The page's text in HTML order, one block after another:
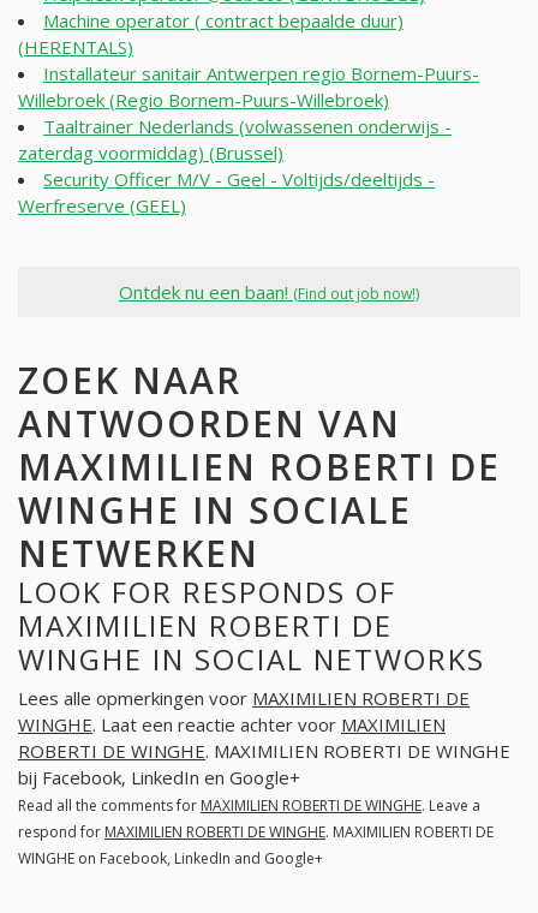
Machine operator ( contract bepaalde duur)
(HERENTALS)
Installateur sanitair Antwerpen regio Bornem-Puurs-
Willebroek (Regio Bornem-Puurs-Willebroek)
Taaltrainer Nederlands (volwassenen onderwijs -
zaterdag voormiddag) (Brussel)
Security Officer M/V - Geel - Voltijds/deeltijds -
Werfreserve (GEEL)
Ontdek nu een baan! (Find out job now!)
ZOEK NAAR
ANTWOORDEN VAN
MAXIMILIEN ROBERTI DE
WINGHE IN SOCIALE
NETWERKEN
LOOK FOR RESPONDS OF
MAXIMILIEN ROBERTI DE
WINGHE IN SOCIAL NETWORKS
Lees alle opmerkingen voor MAXIMILIEN ROBERTI DE
WINGHE. Laat een reactie achter voor MAXIMILIEN
ROBERTI DE WINGHE. MAXIMILIEN ROBERTI DE WINGHE
bij Facebook, LinkedIn en Google+
Read all the comments for MAXIMILIEN ROBERTI DE WINGHE. Leave a
respond for MAXIMILIEN ROBERTI DE WINGHE. MAXIMILIEN ROBERTI DE
WINGHE on Facebook, LinkedIn and Google+